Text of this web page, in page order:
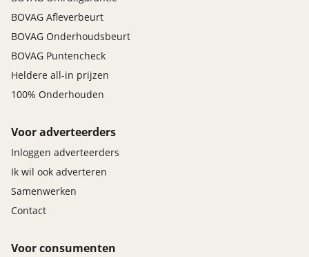
BOVAG Afleverbeurt
BOVAG Onderhoudsbeurt
BOVAG Puntencheck
Heldere all-in prijzen
100% Onderhouden
Voor adverteerders
Inloggen adverteerders
Ik wil ook adverteren
Samenwerken
Contact
Voor consumenten